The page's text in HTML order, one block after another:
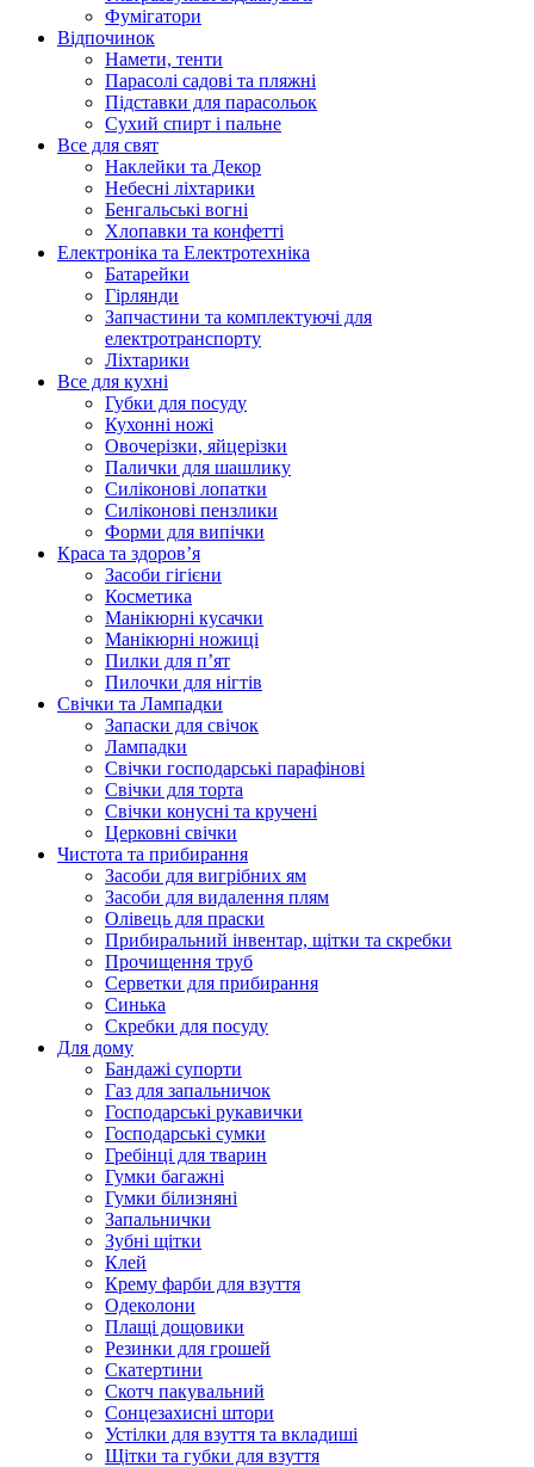
Фумігатори
Відпочинок
Намети, тенти
Парасолі садові та пляжні
Підставки для парасольок
Сухий спирт і пальне
Все для свят
Наклейки та Декор
Небесні ліхтарики
Бенгальські вогні
Хлопавки та конфетті
Електроніка та Електротехніка
Батарейки
Гірлянди
Запчастини та комплектуючі для
електротранспорту
Ліхтарики
Все для кухні
Губки для посуду
Кухонні ножі
Овочерізки, яйцерізки
Палички для шашлику
Силіконові лопатки
Силіконові пензлики
Форми для випічки
Краса та здоров’я
Засоби гігієни
Косметика
Манікюрні кусачки
Манікюрні ножиці
Пилки для п’ят
Пилочки для нігтів
Свічки та Лампадки
Запаски для свічок
Лампадки
Свічки господарські парафінові
Свічки для торта
Свічки конусні та кручені
Церковні свічки
Чистота та прибирання
Засоби для вигрібних ям
Засоби для видалення плям
Олівець для праски
Прибиральний інвентар, щітки та скребки
Прочищення труб
Серветки для прибирання
Синька
Скребки для посуду
Для дому
Бандажі супорти
Газ для запальничок
Господарські рукавички
Господарські сумки
Гребінці для тварин
Гумки багажні
Гумки білизняні
Запальнички
Зубні щітки
Клей
Крему фарби для взуття
Одеколони
Плащі дощовики
Резинки для грошей
Скатертини
Скотч пакувальний
Сонцезахисні штори
Устілки для взуття та вкладиші
Щітки та губки для взуття